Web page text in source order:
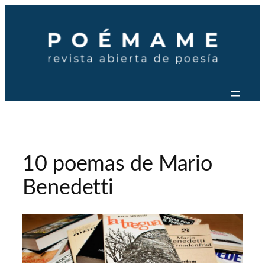
contenido
10 poemas de Mario
Benedetti